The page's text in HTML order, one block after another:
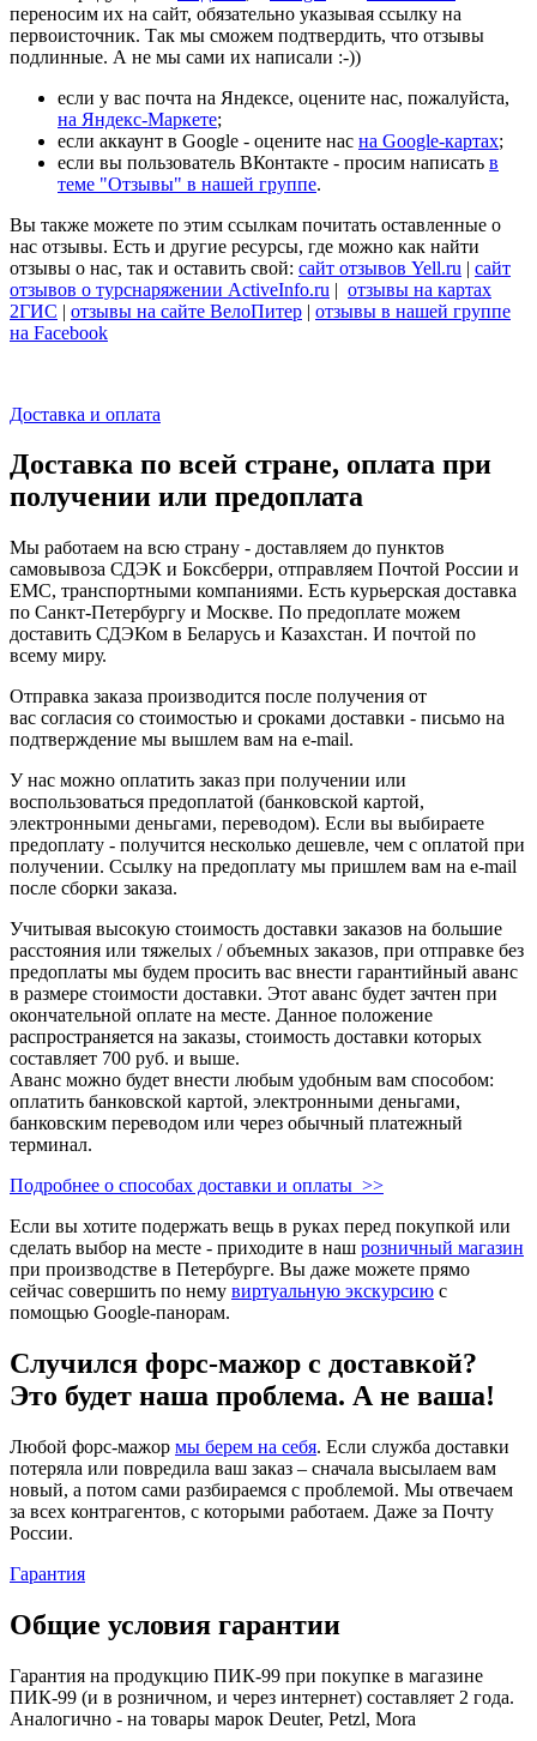
переносим их на сайт, обязательно указывая ссылку на
первоисточник. Так мы сможем подтвердить, что отзывы
подлинные. А не мы сами их написали :-))
если у вас почта на Яндексе, оцените нас, пожалуйста,
на Яндекс-Маркете;
если аккаунт в Google - оцените нас на Google-картах;
если вы пользователь ВКонтакте - просим написать в
теме "Отзывы" в нашей группе.
Вы также можете по этим ссылкам почитать оставленные о
нас отзывы. Есть и другие ресурсы, где можно как найти
отзывы о нас, так и оставить свой: сайт отзывов Yell.ru | сайт
отзывов о турснаряжении ActiveInfo.ru | отзывы на картах
2ГИС | отзывы на сайте ВелоПитер | отзывы в нашей группе
на Facebook
Доставка и оплата
Доставка по всей стране, оплата при
получении или предоплата
Мы работаем на всю страну - доставляем до пунктов
самовывоза СДЭК и Боксберри, отправляем Почтой России и
ЕМС, транспортными компаниями. Есть курьерская доставка
по Санкт-Петербургу и Москве. По предоплате можем
доставить СДЭКом в Беларусь и Казахстан. И почтой по
всему миру.
Отправка заказа производится после получения от
вас согласия со стоимостью и сроками доставки - письмо на
подтверждение мы вышлем вам на e-mail.
У нас можно оплатить заказ при получении или
воспользоваться предоплатой (банковской картой,
электронными деньгами, переводом). Если вы выбираете
предоплату - получится несколько дешевле, чем с оплатой при
получении. Ссылку на предоплату мы пришлем вам на e-mail
после сборки заказа.
Учитывая высокую стоимость доставки заказов на большие
расстояния или тяжелых / объемных заказов, при отправке без
предоплаты мы будем просить вас внести гарантийный аванс
в размере стоимости доставки. Этот аванс будет зачтен при
окончательной оплате на месте. Данное положение
распространяется на заказы, стоимость доставки которых
составляет 700 руб. и выше.
Аванс можно будет внести любым удобным вам способом:
оплатить банковской картой, электронными деньгами,
банковским переводом или через обычный платежный
терминал.
Подробнее о способах доставки и оплаты >>
Если вы хотите подержать вещь в руках перед покупкой или
сделать выбор на месте - приходите в наш розничный магазин
при производстве в Петербурге. Вы даже можете прямо
сейчас совершить по нему виртуальную экскурсию с
помощью Google-панорам.
Случился форс-мажор c доставкой?
Это будет наша проблема. А не ваша!
Любой форс-мажор мы берем на себя. Если служба доставки
потеряла или повредила ваш заказ – сначала высылаем вам
новый, а потом сами разбираемся с проблемой. Мы отвечаем
за всех контрагентов, с которыми работаем. Даже за Почту
России.
Гарантия
Общие условия гарантии
Гарантия на продукцию ПИК-99 при покупке в магазине
ПИК-99 (и в розничном, и через интернет) составляет 2 года.
Аналогично - на товары марок Deuter, Petzl, Mora